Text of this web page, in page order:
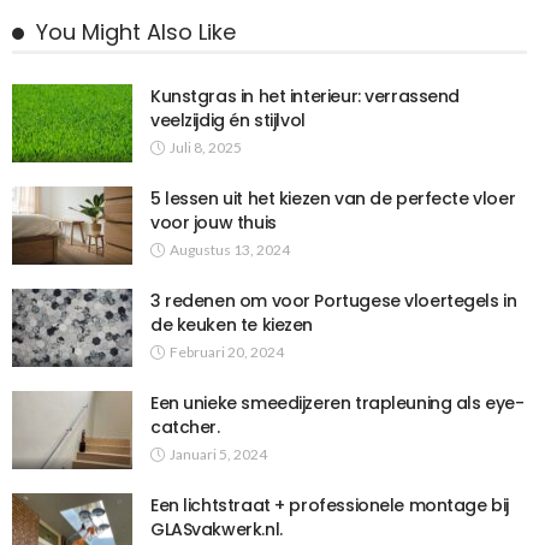
You Might Also Like
Kunstgras in het interieur: verrassend
veelzijdig én stijlvol
Juli 8, 2025
5 lessen uit het kiezen van de perfecte vloer
voor jouw thuis
Augustus 13, 2024
3 redenen om voor Portugese vloertegels in
de keuken te kiezen
Februari 20, 2024
Een unieke smeedijzeren trapleuning als eye-
catcher.
Januari 5, 2024
Een lichtstraat + professionele montage bij
GLASvakwerk.nl.